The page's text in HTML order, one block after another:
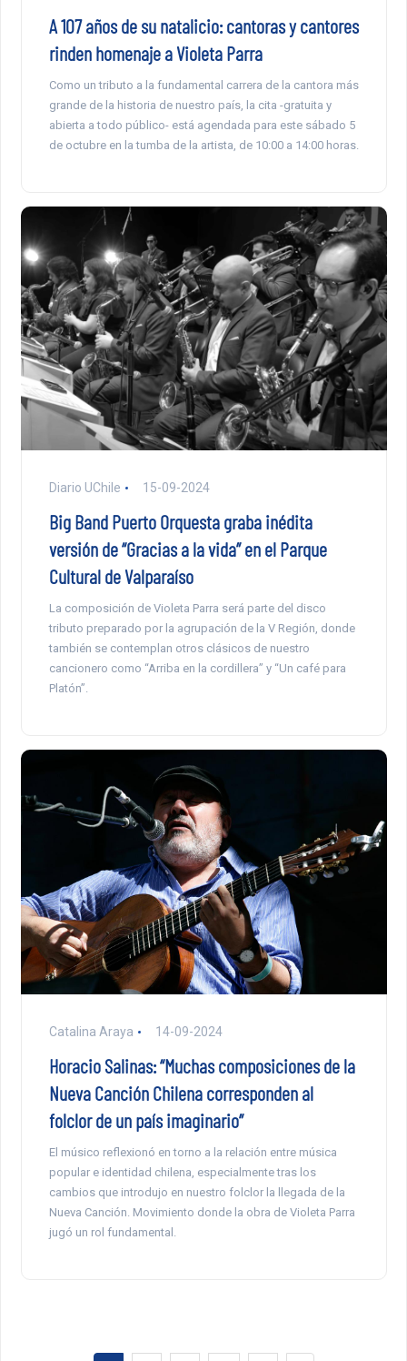
A 107 años de su natalicio: cantoras y cantores
rinden homenaje a Violeta Parra
Como un tributo a la fundamental carrera de la cantora más
grande de la historia de nuestro país, la cita -gratuita y
abierta a todo público- está agendada para este sábado 5
de octubre en la tumba de la artista, de 10:00 a 14:00 horas.
Diario UChile 15-09-2024
Big Band Puerto Orquesta graba inédita
versión de “Gracias a la vida” en el Parque
Cultural de Valparaíso
La composición de Violeta Parra será parte del disco
tributo preparado por la agrupación de la V Región, donde
también se contemplan otros clásicos de nuestro
cancionero como “Arriba en la cordillera” y “Un café para
Platón”.
Catalina Araya 14-09-2024
Horacio Salinas: “Muchas composiciones de la
Nueva Canción Chilena corresponden al
folclor de un país imaginario”
El músico reflexionó en torno a la relación entre música
popular e identidad chilena, especialmente tras los
cambios que introdujo en nuestro folclor la llegada de la
Nueva Canción. Movimiento donde la obra de Violeta Parra
jugó un rol fundamental.